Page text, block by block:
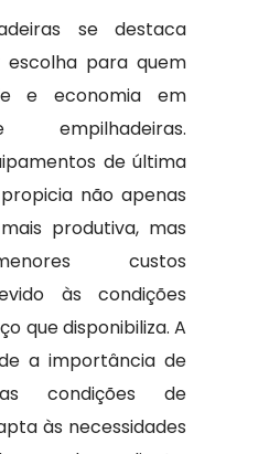
se destaca
para quem
e economia em
de última
não apenas
produtiva, mas
custos
às condições
que disponibiliza. A
a importância de
condições de
às necessidades